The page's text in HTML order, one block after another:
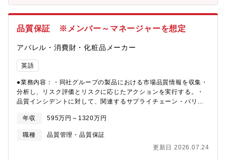
やベトナム（2019年）において日本で開発されたマダイのワクチ
ます。■創業以来、売上は堅調に推移しており、直近の売上高は約
品質保証 ※メンバー～マネージャーを想定
アパレル・消費財・化粧品メーカー
英語
●業務内容：・同社グループの製品における市場品質情報を収集・
分析し、リスク評価とリスクに応じたアクションを実行する。・
品質インシデントに対して、関連するサプライチェーン・バリュ
影響評価を実施し、市場影響を最小化するための対応・是正プラ
ンを策定する。・品質課題に対するCAPA（是正処置・予防処置）
のレビューおよび全体管理を主導し、継続的な品質リスクの低減
を図る。・グローバルで品質を保証し、プロセスや基準を標準化
年収 595万円～1320万円
職種
品質管理・品質保証
更新日 2026.07.24